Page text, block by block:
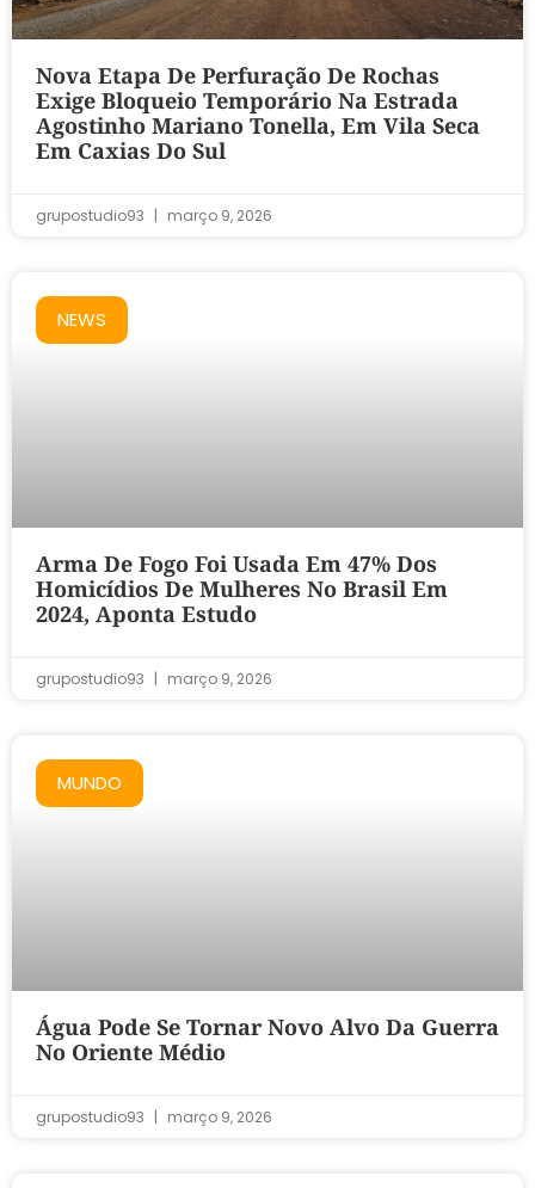
Nova Etapa De Perfuração De Rochas
Exige Bloqueio Temporário Na Estrada
Agostinho Mariano Tonella, Em Vila Seca
Em Caxias Do Sul
grupostudio93 março 9, 2026
NEWS
Arma De Fogo Foi Usada Em 47% Dos
Homicídios De Mulheres No Brasil Em
2024, Aponta Estudo
grupostudio93 março 9, 2026
MUNDO
Água Pode Se Tornar Novo Alvo Da Guerra
No Oriente Médio
grupostudio93 março 9, 2026